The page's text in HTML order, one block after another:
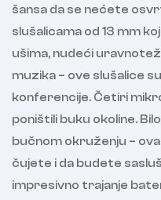
šansa da se nećete
slušalicama od 13 mm
ušima, nudeći
muzika – ove slušalice
konferencije. Četiri
poništili buku okoline.
bučnom okruženju –
čujete i da budete
impresivno trajanje